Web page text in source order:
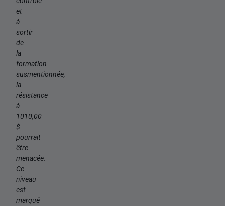
et
à
sortir
de
la
formation
susmentionnée,
la
résistance
à
1010,00
$
pourrait
être
menacée.
Ce
niveau
est
marqué